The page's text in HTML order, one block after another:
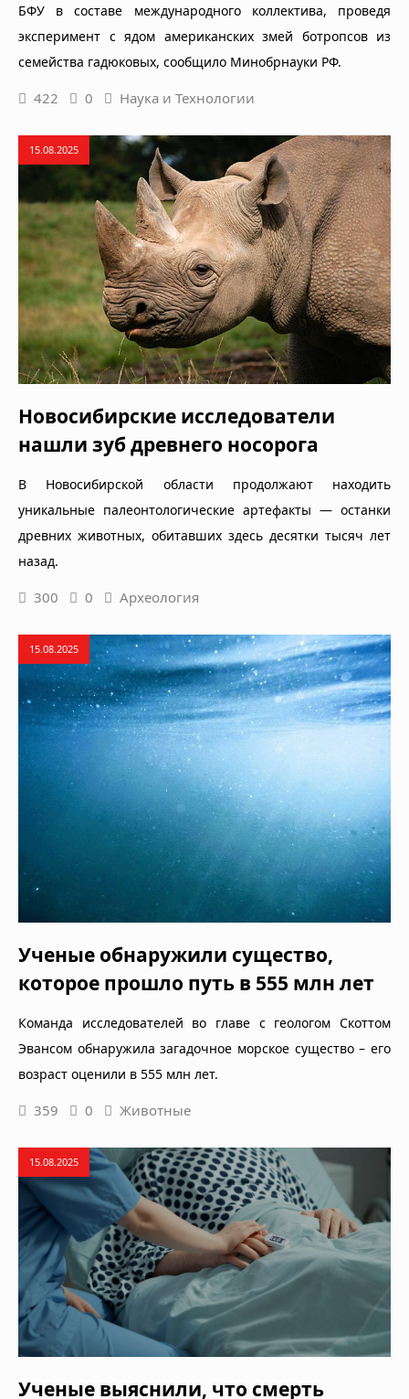
БФУ в составе международного коллектива, проведя
эксперимент с ядом американских змей ботропсов из
семейства гадюковых, сообщило Минобрнауки РФ.
422 0 Наука и Технологии
15.08.2025
Новосибирские исследователи
нашли зуб древнего носорога
В Новосибирской области продолжают находить
уникальные палеонтологические артефакты — останки
древних животных, обитавших здесь десятки тысяч лет
назад.
300 0 Археология
15.08.2025
Ученые обнаружили существо,
которое прошло путь в 555 млн лет
Команда исследователей во главе с геологом Скоттом
Эвансом обнаружила загадочное морское существо – его
возраст оценили в 555 млн лет.
359 0 Животные
15.08.2025
Ученые выяснили, что смерть